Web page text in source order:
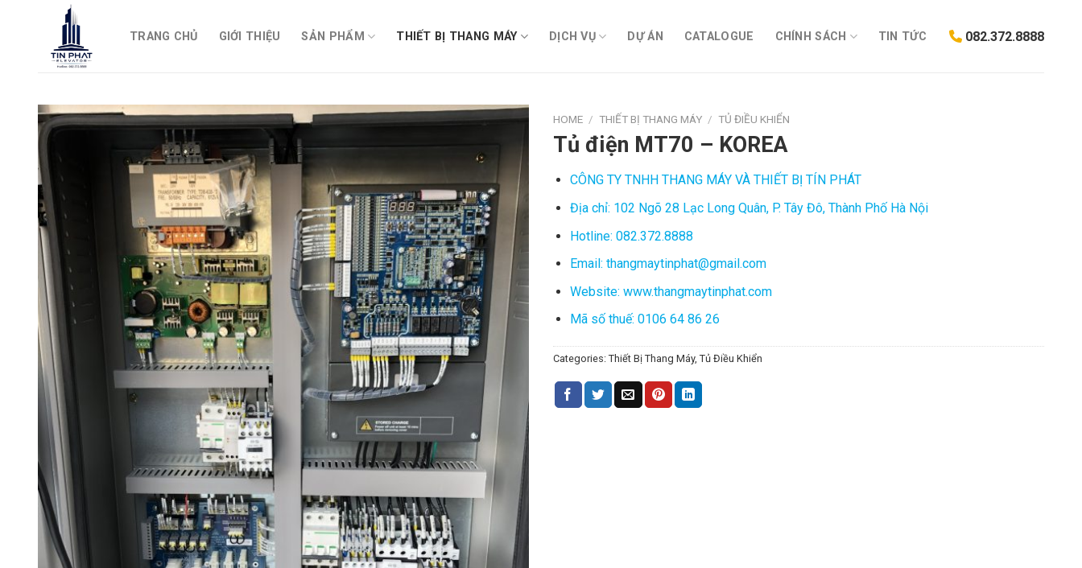
TRANG CHỦ GIỚI THIỆU SẢN PHẨM THIẾT BỊ THANG MÁY DỊCH VỤ DỰ ÁN CATALOGUE CHÍNH SÁCH TIN TỨC 082.372.8888
HOME / THIẾT BỊ THANG MÁY / TỦ ĐIỀU KHIỂN
Tủ điện MT70 – KOREA
CÔNG TY TNHH THANG MÁY VÀ THIẾT BỊ TÍN PHÁT
Địa chỉ: 102 Ngõ 28 Lạc Long Quân, P. Tây Đô, Thành Phố Hà Nội
Hotline: 082.372.8888
Email: thangmaytinphat@gmail.com
Website: www.thangmaytinphat.com
Mã số thuế: 0106 64 86 26
Categories: Thiết Bị Thang Máy, Tủ Điều Khiển